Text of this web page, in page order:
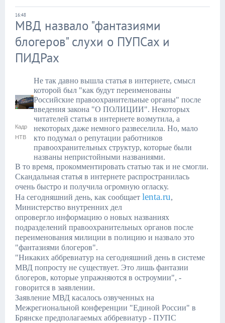
16:48
МВД назвало "фантазиями
блогеров" слухи о ПУПСах и
ПИДРах
Кадр
НТВ
Не так давно вышла статья в интернете, смысл
которой был "как будут переименованы
Российские правоохранительные органы" после
введения закона "О ПОЛИЦИИ". Некоторых
читателей статья в интернете возмутила, а
некоторых даже немного развеселила. Но, мало
кто подумал о репутации работников
правоохранительных структур, которые были
названы непристойными названиями.
В то время, прокомментировать статью так и не смогли.
Скандальная статья в интернете распространилась
очень быстро и получила огромную огласку.
На сегодняшний день, как сообщает lenta.ru,
Министерство внутренних дел
опровергло информацию о новых названиях
подразделений правоохранительных органов после
переименования милиции в полицию и назвало это
"фантазиями блогеров".
"Никаких аббревиатур на сегодняшний день в системе
МВД попросту не существует. Это лишь фантазии
блогеров, которые упражняются в остроумии", -
говорится в заявлении.
Заявление МВД касалось озвученных на
Межрегиональной конференции "Единой России" в
Брянске предполагаемых аббревиатур - ПУПС